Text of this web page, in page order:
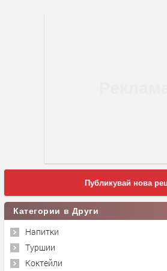
Публикувай нова
Категории в Други
Напитки
Туршии
Коктейли